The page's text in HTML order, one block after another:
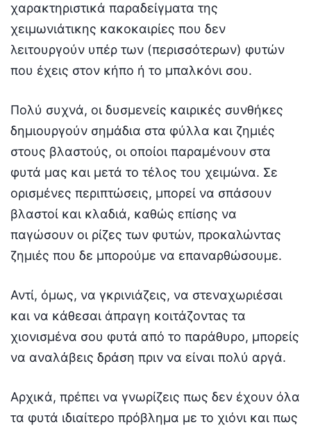
χαρακτηριστικά παραδείγματα της
χειμωνιάτικης κακοκαιρίες που δεν
λειτουργούν υπέρ των (περισσότερων) φυτών
που έχεις στον κήπο ή το μπαλκόνι σου.
Πολύ συχνά, οι δυσμενείς καιρικές συνθήκες
δημιουργούν σημάδια στα φύλλα και ζημιές
στους βλαστούς, οι οποίοι παραμένουν στα
φυτά μας και μετά το τέλος του χειμώνα. Σε
ορισμένες περιπτώσεις, μπορεί να σπάσουν
βλαστοί και κλαδιά, καθώς επίσης να
παγώσουν οι ρίζες των φυτών, προκαλώντας
ζημιές που δε μπορούμε να επαναρθώσουμε.
Αντί, όμως, να γκρινιάζεις, να στεναχωριέσαι
και να κάθεσαι άπραγη κοιτάζοντας τα
χιονισμένα σου φυτά από το παράθυρο, μπορείς
να αναλάβεις δράση πριν να είναι πολύ αργά.
Αρχικά, πρέπει να γνωρίζεις πως δεν έχουν όλα
τα φυτά ιδιαίτερο πρόβλημα με το χιόνι και πως